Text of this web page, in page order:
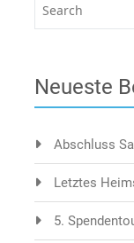
Neueste
Abschluss
Letztes
5.